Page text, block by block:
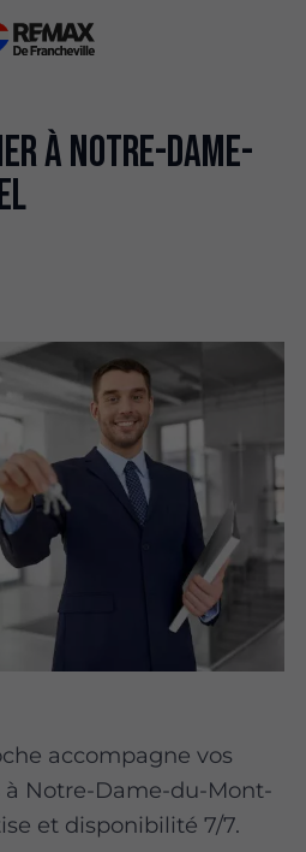
à Notre-Dame-
accompagne vos
Notre-Dame-du-Mont-
et disponibilité 7/7.